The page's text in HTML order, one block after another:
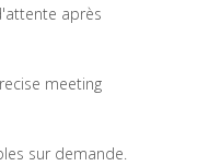
après
meeting
sur demande.